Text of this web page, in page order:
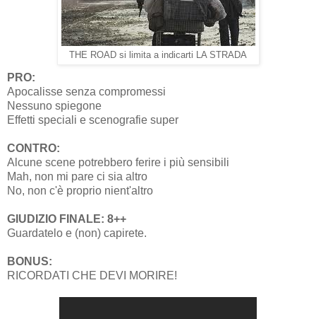
THE ROAD si limita a indicarti LA STRADA
PRO:
Apocalisse senza compromessi
Nessuno spiegone
Effetti speciali e scenografie super
CONTRO:
Alcune scene potrebbero ferire i più sensibili
Mah, non mi pare ci sia altro
No, non c'è proprio nient'altro
GIUDIZIO FINALE: 8++
Guardatelo e (non) capirete.
BONUS:
RICORDATI CHE DEVI MORIRE!